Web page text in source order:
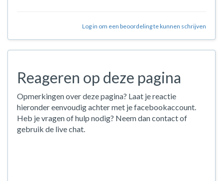
Log in om een beoordeling te kunnen schrijven
Reageren op deze pagina
Opmerkingen over deze pagina? Laat je reactie
hieronder eenvoudig achter met je facebookaccount.
Heb je vragen of hulp nodig? Neem dan contact of
gebruik de live chat.